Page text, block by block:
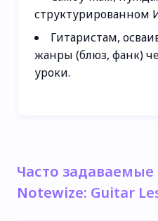
структурированном
Гитаристам,
жанры (блюз, фанк)
уроки.
Часто
Notewize: Guitar